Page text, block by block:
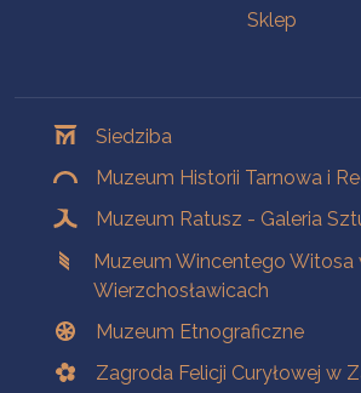
Sklep
Siedziba
Muzeum Historii Tarnowa i
Muzeum Ratusz - Galeria
Muzeum Wincentego Witosa
Wierzchosławicach
Muzeum Etnograficzne
Zagroda Felicji Curyłowej w